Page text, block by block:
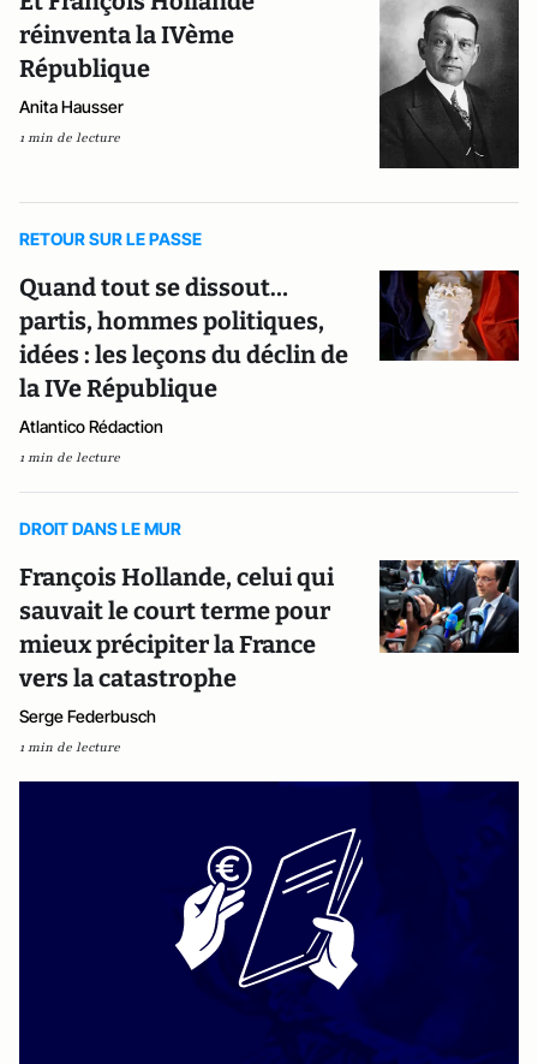
réinventa la IVème
République
Anita Hausser
1 min de lecture
RETOUR SUR LE PASSE
Quand tout se dissout…
partis, hommes politiques,
idées : les leçons du déclin de
la IVe République
Atlantico Rédaction
1 min de lecture
DROIT DANS LE MUR
François Hollande, celui qui
sauvait le court terme pour
mieux précipiter la France
vers la catastrophe
Serge Federbusch
1 min de lecture